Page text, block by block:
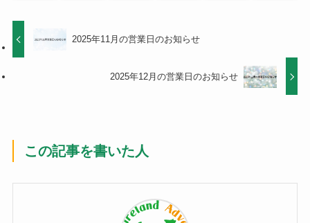
2025年11月の営業日のお知らせ
2025年12月の営業日のお知らせ
この記事を書いた人